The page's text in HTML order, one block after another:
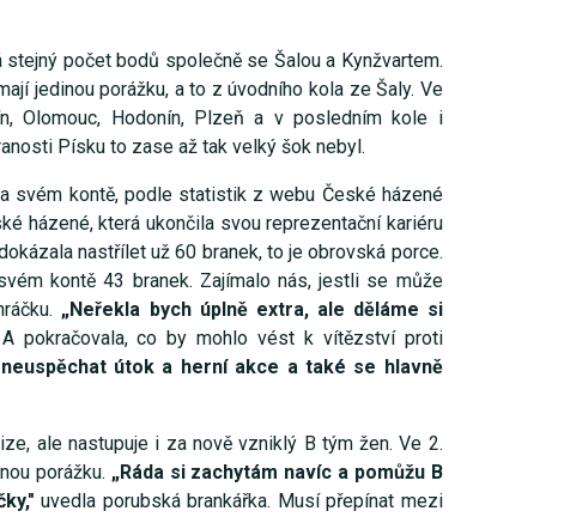
počet bodů společně se Šalou a Kynžvartem.
jedinou porážku, a to z úvodního kola ze Šaly. Ve
Olomouc, Hodonín, Plzeň a v posledním kole i
Písku to zase až tak velký šok nebyl.
svém kontě, podle statistik z webu České házené
házené, která ukončila svou reprezentační kariéru
nastřílet už 60 branek, to je obrovská porce.
kontě 43 branek. Zajímalo nás, jestli se může
„Neřekla bych úplně extra, ale děláme si
A pokračovala, co by mohlo vést k vítězství proti
útok a herní akce a také se hlavně
ale nastupuje i za nově vzniklý B tým žen. Ve 2.
porážku. „Ráda si zachytám navíc a pomůžu B
uvedla porubská brankářka. Musí přepínat mezi